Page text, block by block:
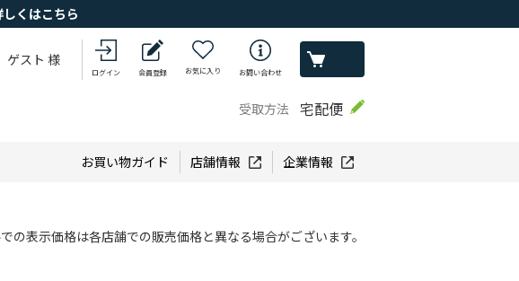
くはこちら
ゲスト 様
ログイン 会員登録 お気に入り お問い合わせ
受取方法 宅配便
お買い物ガイド 店舗情報 企業情報
の表示価格は各店舗での販売価格と異なる場合がございます。